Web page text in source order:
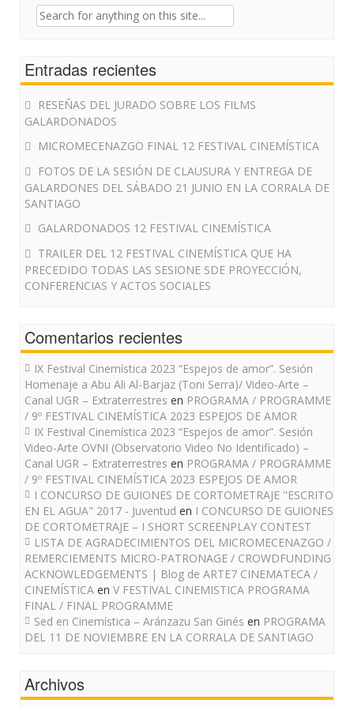
Search
Entradas recientes
RESEÑAS DEL JURADO SOBRE LOS FILMS
GALARDONADOS
MICROMECENAZGO FINAL 12 FESTIVAL CINEMÍSTICA
FOTOS DE LA SESIÓN DE CLAUSURA Y ENTREGA DE
GALARDONES DEL SÁBADO 21 JUNIO EN LA CORRALA DE
SANTIAGO
GALARDONADOS 12 FESTIVAL CINEMÍSTICA
TRAILER DEL 12 FESTIVAL CINEMÍSTICA QUE HA
PRECEDIDO TODAS LAS SESIONE SDE PROYECCIÓN,
CONFERENCIAS Y ACTOS SOCIALES
Comentarios recientes
IX Festival Cinemística 2023 “Espejos de amor”. Sesión
Homenaje a Abu Ali Al-Barjaz (Toni Serra)/ Video-Arte –
Canal UGR – Extraterrestres en PROGRAMA / PROGRAMME
/ 9º FESTIVAL CINEMÍSTICA 2023 ESPEJOS DE AMOR
IX Festival Cinemística 2023 “Espejos de amor”. Sesión
Video-Arte OVNI (Observatorio Video No Identificado) –
Canal UGR – Extraterrestres en PROGRAMA / PROGRAMME
/ 9º FESTIVAL CINEMÍSTICA 2023 ESPEJOS DE AMOR
I CONCURSO DE GUIONES DE CORTOMETRAJE "ESCRITO
EN EL AGUA" 2017 - Juventud en I CONCURSO DE GUIONES
DE CORTOMETRAJE – I SHORT SCREENPLAY CONTEST
LISTA DE AGRADECIMIENTOS DEL MICROMECENAZGO /
REMERCIEMENTS MICRO-PATRONAGE / CROWDFUNDING
ACKNOWLEDGEMENTS | Blog de ARTE7 CINEMATECA /
CINEMÍSTICA en V FESTIVAL CINEMISTICA PROGRAMA
FINAL / FINAL PROGRAMME
Sed en Cinemística – Aránzazu San Ginés en PROGRAMA
DEL 11 DE NOVIEMBRE EN LA CORRALA DE SANTIAGO
Archivos